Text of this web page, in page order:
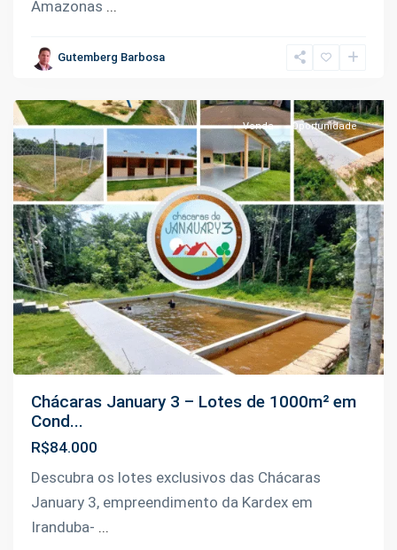
Amazonas ...
Gutemberg Barbosa
Janauari,
Previous Next
Venda Oportunidade
Chácaras January 3 – Lotes de 1000m² em
Cond...
R$84.000
Descubra os lotes exclusivos das Chácaras
January 3, empreendimento da Kardex em
Iranduba- ...